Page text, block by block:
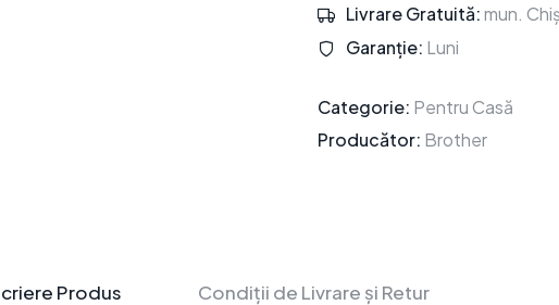
Livrare Gratuită:mun.
Garanție: Luni
Categorie: Pentru Casă
Producător: Brother
Produs Condiții de Livrare și Retur